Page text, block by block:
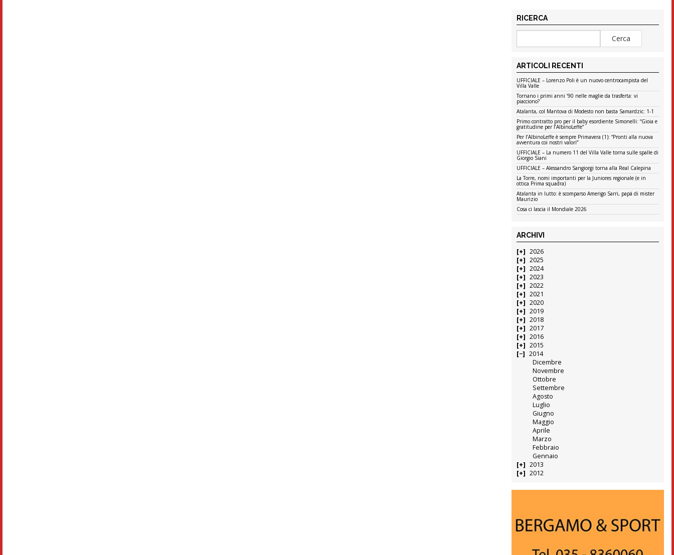
RICERCA
ARTICOLI RECENTI
UFFICIALE – Lorenzo Poli è un nuovo centrocampista del
Villa Valle
Tornano i primi anni ’90 nelle maglie da trasferta: vi
piacciono?
Atalanta, col Mantova di Modesto non basta Samardzic: 1-1
Primo contratto pro per il baby esordiente Simonelli: “Gioia e
gratitudine per l’AlbinoLeffe”
Per l’AlbinoLeffe è sempre Primavera (1): “Pronti alla nuova
avventura coi nostri valori”
UFFICIALE – La numero 11 del Villa Valle torna sulle spalle di
Giorgio Siani
UFFICIALE – Alessandro Sangiorgi torna alla Real Calepina
La Torre, nomi importanti per la Juniores regionale (e in
ottica Prima squadra)
Atalanta in lutto: è scomparso Amerigo Sarri, papà di mister
Maurizio
Cosa ci lascia il Mondiale 2026
ARCHIVI
2026
2025
2024
2023
2022
2021
2020
2019
2018
2017
2016
2015
2014
Dicembre
Novembre
Ottobre
Settembre
Agosto
Luglio
Giugno
Maggio
Aprile
Marzo
Febbraio
Gennaio
2013
2012